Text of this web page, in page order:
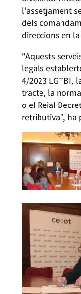
l’assetjament
dels
direccions en
“Aquests
legals
4/2023 LGTBI,
tracte, la
o el Reial
retributiva”, ha